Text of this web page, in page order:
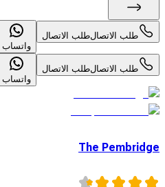
طلب الاتصالطلب الاتصال
واتساب
طلب الاتصالطلب الاتصال
واتساب
The Pembridge